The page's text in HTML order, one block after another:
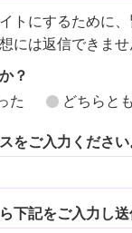
トにするために
には返信できませ
？
た どちらと
をご入力ください
下記をご入力し送